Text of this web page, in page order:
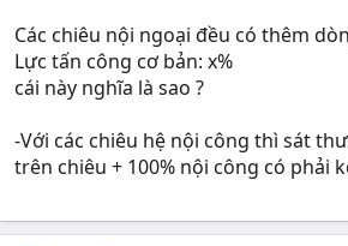
Các chiêu nội ngoại đều có thêm
Lực tấn công cơ bản: x%
cái này nghĩa là sao ?
-Với các chiêu hệ nội công thì sát
trên chiêu + 100% nội công có phải